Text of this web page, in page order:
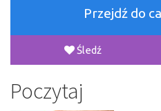
Przejdź do
Śledź
Poczytaj